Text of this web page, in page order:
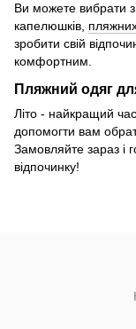
Ви можете вибрати
капелюшків,
зробити свій
комфортним.
Пляжний одяг
Літо - найкращий
допомогти вам
Замовляйте зараз і
відпочинку!